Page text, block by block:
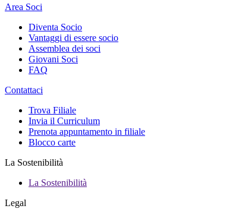
Area Soci
Diventa Socio
Vantaggi di essere socio
Assemblea dei soci
Giovani Soci
FAQ
Contattaci
Trova Filiale
Invia il Curriculum
Prenota appuntamento in filiale
Blocco carte
La Sostenibilità
La Sostenibilità
Legal